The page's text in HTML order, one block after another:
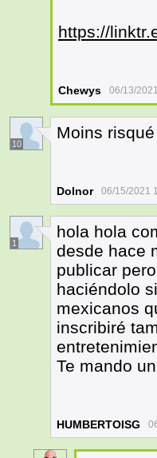
https://
Chewys 06/13/
10
Moins
Dolnor 06/15/2021
1
hola hola
desde hace
publicar
haciéndolo
mexicanos
inscribiré
Te mando
HUMBERTOISG